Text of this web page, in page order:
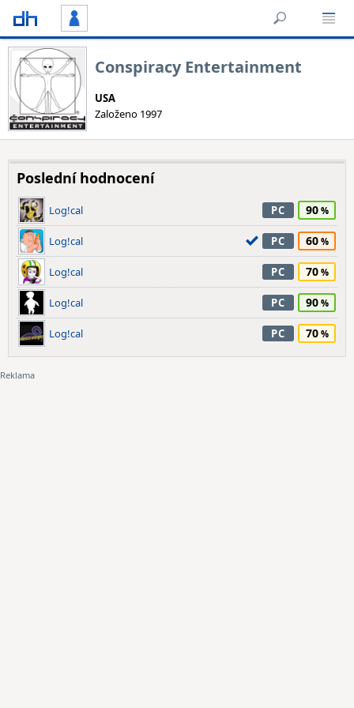
Conspiracy Entertainment
USA
Založeno 1997
Poslední hodnocení
Log!cal PC 90
Log!cal PC 60
Log!cal PC 70
Log!cal PC 90
Log!cal PC 70